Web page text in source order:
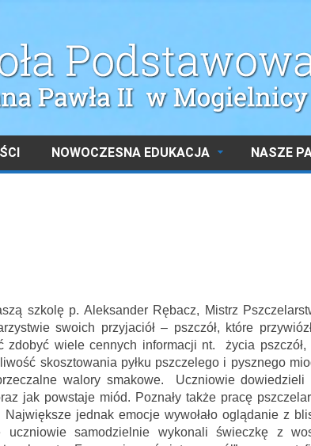
NOWOCZESNA EDUKACJA NASZE
szkolę p. Aleksander Rębacz, Mistrz
swoich przyjaciół – pszczół, które
wiele cennych informacji nt. życia pszczół,
skosztowania pyłku pszczelego i pysznego
walory smakowe. Uczniowie dowiedzieli
jak powstaje miód. Poznały także pracę
jednak emocje wywołało oglądanie z
samodzielnie wykonali świeczkę z